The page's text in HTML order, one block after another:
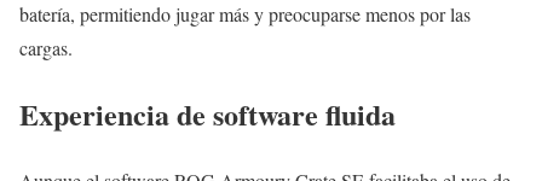
batería, permitiendo jugar más y preocuparse menos por las
cargas.
Experiencia de software fluida